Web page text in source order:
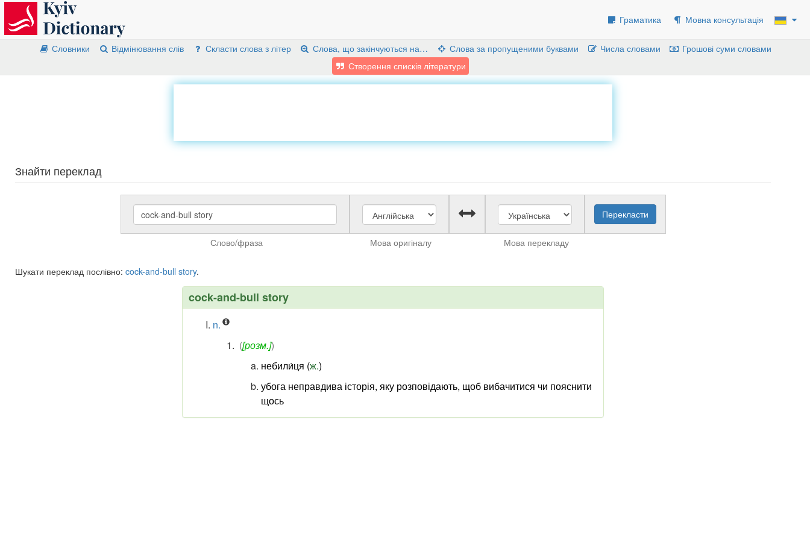
Граматика Мовна консультація
Словники Відмінювання слів Скласти слова з літер Слова, що закінчуються на… Слова за пропущеними буквами Числа словами
Грошові суми словами
Створення списків літератури
Знайти переклад
Слово/фраза Мова оригіналу Мова перекладу
Шукати переклад послівно: cock-and-bull story.
cock-and-bull story
n.
([розм.])
небили́ця (ж.)
убога неправдива історія, яку розповідають, щоб вибачитися чи пояснити
щось